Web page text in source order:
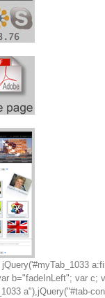
b="fadeInLeft"; var c;
a"),jQuery("#tab-